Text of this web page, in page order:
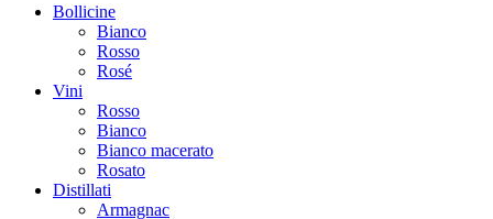
Bollicine
Bianco
Rosso
Rosé
Vini
Rosso
Bianco
Bianco macerato
Rosato
Distillati
Armagnac